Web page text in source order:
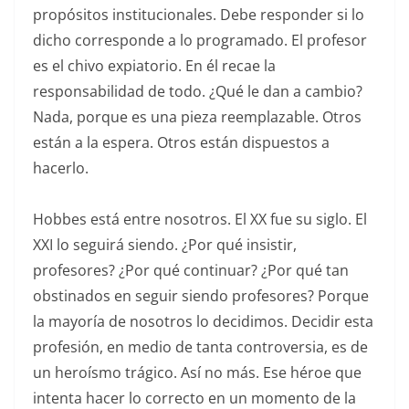
propósitos institucionales. Debe responder si lo
dicho corresponde a lo programado. El profesor
es el chivo expiatorio. En él recae la
responsabilidad de todo. ¿Qué le dan a cambio?
Nada, porque es una pieza reemplazable. Otros
están a la espera. Otros están dispuestos a
hacerlo.
Hobbes está entre nosotros. El XX fue su siglo. El
XXI lo seguirá siendo. ¿Por qué insistir,
profesores? ¿Por qué continuar? ¿Por qué tan
obstinados en seguir siendo profesores? Porque
la mayoría de nosotros lo decidimos. Decidir esta
profesión, en medio de tanta controversia, es de
un heroísmo trágico. Así no más. Ese héroe que
intenta hacer lo correcto en un momento de la